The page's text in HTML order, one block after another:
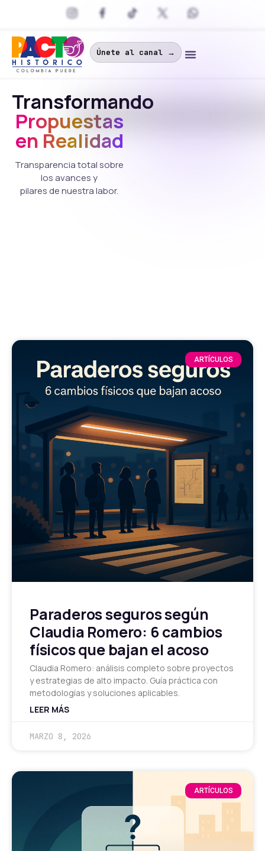
Únete al canal →
Transformando
Propuestas
en Realidad
Transparencia total sobre
los avances y
pilares de nuestra labor.
ARTÍCULOS
Paraderos seguros según
Claudia Romero: 6 cambios
físicos que bajan el acoso
Claudia Romero: análisis completo sobre proyectos
y estrategias de alto impacto. Guía práctica con
metodologías y soluciones aplicables.
LEER MÁS
MARZO 8, 2026
ARTÍCULOS